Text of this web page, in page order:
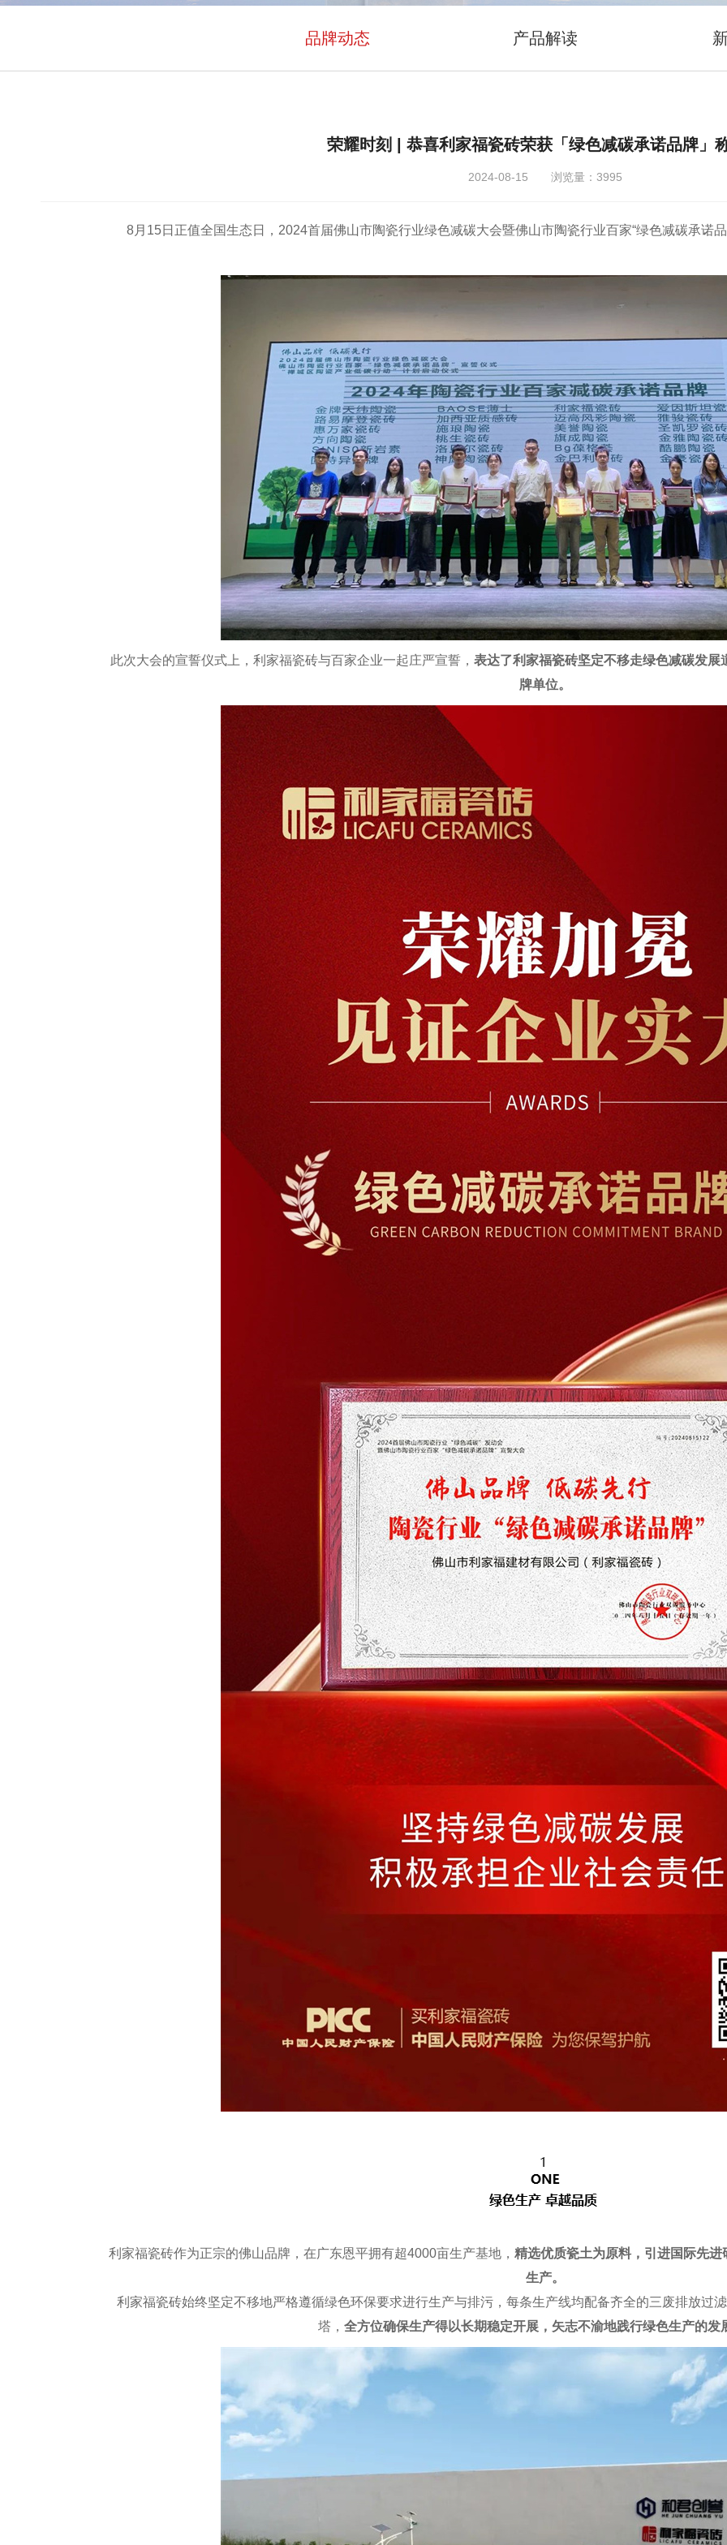
品牌动态 产品解读
荣耀时刻 | 恭喜利家福瓷砖荣获「绿色减碳承诺品牌」
2024-08-15 浏览量：3995
8月15日正值全国生态日，2024首届佛山市陶瓷行业绿色减碳大会暨佛山市陶瓷行业百家“绿色减碳承诺
此次大会的宣誓仪式上，利家福瓷砖与百家企业一起庄严宣誓， 表达了利家福瓷砖坚定不移走绿色减碳发
牌单位。
利家福瓷砖作为正宗的佛山品牌，在广东恩平拥有超4000亩生产基地， 精选优质瓷土为原料，引进国际先
生产。
利家福瓷砖始终坚定不移地严格遵循绿色环保要求进行生产与排污，每条生产线均配备齐全的三废排放过
塔， 全方位确保生产得以长期稳定开展，矢志不渝地践行绿色生产的发